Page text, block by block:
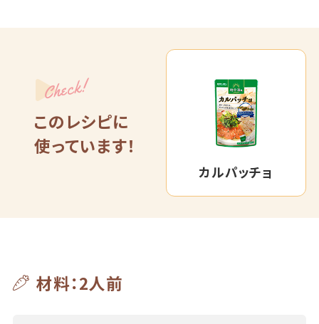
Check!
このレシピに
使っています！
カルパッチョ
材料：2人前